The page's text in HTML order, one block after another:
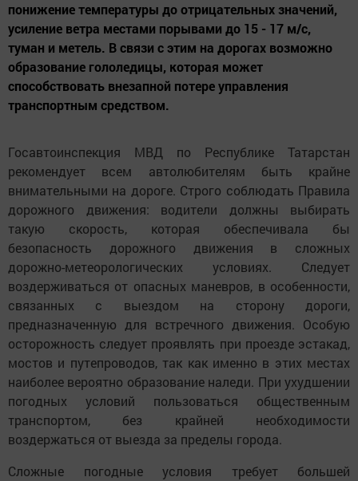
понижение температуры до отрицательных значений,
усиление ветра местами порывами до 15 - 17 м/с,
туман и метель. В связи с этим на дорогах возможно
образование гололедицы, которая может
способствовать внезапной потере управления
транспортным средством.
Госавтоинспекция МВД по Республике Татарстан
рекомендует всем автолюбителям быть крайне
внимательными на дороге. Строго соблюдать Правила
дорожного движения: водители должны выбирать
такую скорость, которая обеспечивала бы
безопасность дорожного движения в сложных
дорожно-метеорологических условиях. Следует
воздерживаться от опасных маневров, в особенности,
связанных с выездом на сторону дороги,
предназначенную для встречного движения. Особую
осторожность следует проявлять при проезде эстакад,
мостов и путепроводов, так как именно в этих местах
наиболее вероятно образование наледи. При ухудшении
погодных условий пользоваться общественным
транспортом, без крайней необходимости
воздержаться от выезда за пределы города.
Сложные погодные условия требует большей